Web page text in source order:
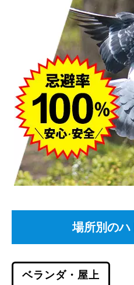
場所別のハ
ベランダ・屋上